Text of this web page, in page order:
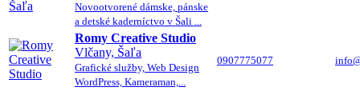
Novootvorené dámske, pánske
a detské kaderníctvo v Šali ...
Romy Creative Studio
Vlčany, Šaľa
Grafické služby, Web Design
WordPress, Kameraman,...
0907775077